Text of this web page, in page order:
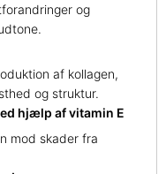
og
af kollagen,
og struktur.
hjælp af vitamin E
mod skader fra